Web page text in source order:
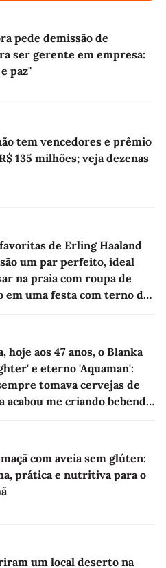
pede demissão de
ser gerente em empresa:
paz"
tem vencedores e prêmio
135 milhões; veja dezenas
de Erling Haaland
um par perfeito, ideal
na praia com roupa de
em uma festa com terno de
hoje aos 47 anos, o Blanka
e eterno 'Aquaman':
tomava cervejas de
acabou me criando bebendo
com aveia sem glúten:
prática e nutritiva para o
um local deserto na